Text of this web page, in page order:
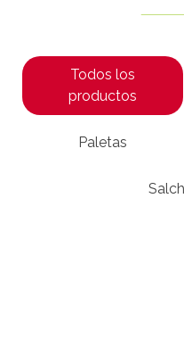
Todos los
productos
Paletas